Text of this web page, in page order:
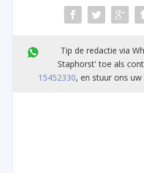
Tip de redactie via
Staphorst' toe als
15452330, en stuur ons uw